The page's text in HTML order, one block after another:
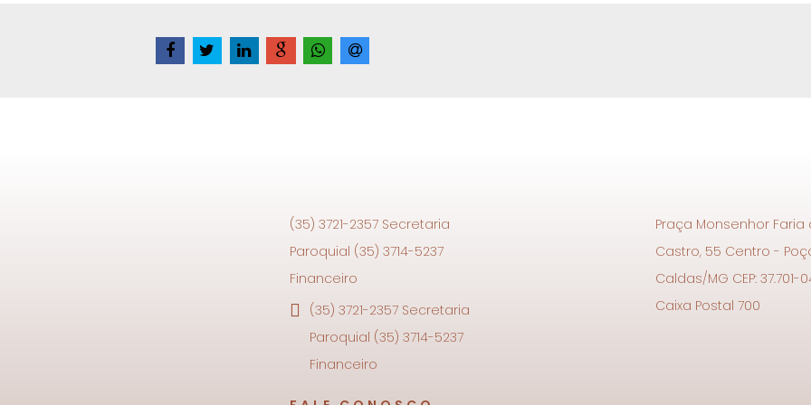
(35) 3721-2357 Secretaria
Paroquial (35) 3714-5237
Financeiro
(35) 3721-2357 Secretaria
Paroquial (35) 3714-5237
Financeiro
Praça Monsenhor Faria
Castro, 55 Centro -
Caldas/MG CEP: 37.701-
Caixa Postal 700